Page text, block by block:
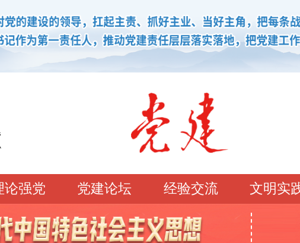
论强党 党建论坛 经验交流 文明实
学习园地 理论强党 党建论坛
先锋模范 学史明理 经典常读